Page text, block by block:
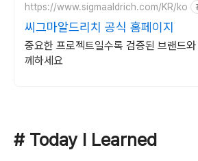
https://www.sigmaaldrich.com/KR/ko
씨그마알드리치 공식 홈페이지
중요한 프로젝트일수록 검증된 브랜드와
께하세요
# Today I Learned